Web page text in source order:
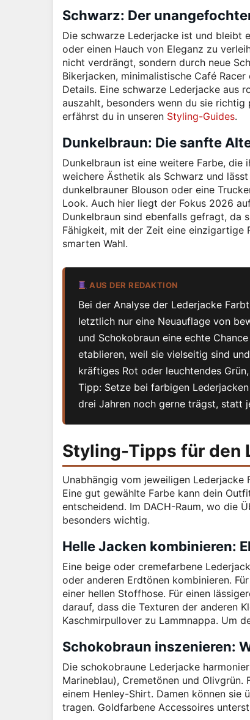
Schwarz: Der
Die schwarze Lederjacke ist und bleibt
oder einen Hauch von Eleganz zu
nicht verdrängt, sondern durch neue
Bikerjacken, minimalistische Café
Details. Eine schwarze Lederjacke aus
auszahlt, besonders wenn du sie
erfährst du in unseren Styling-Guides.
Dunkelbraun: Die sanfte
Dunkelbraun ist eine weitere Farbe,
weichere Ästhetik als Schwarz und
dunkelbrauner Blouson oder eine
Look. Auch hier liegt der Fokus 2026
Dunkelbraun sind ebenfalls gefragt, da
Fähigkeit, mit der Zeit eine einzigartige
smarten Wahl.
AUS DER REDAKTION
Bei der Analyse der Lederjacke
letztlich nur eine Neuauflage von
und Schokobraun eine echte
etablieren, weil sie vielseitig sind
kräftiges Rot oder leuchtendes
Tipp: Setze bei farbigen
drei Jahren noch gerne trägst, statt
Styling-Tipps für den
Unabhängig vom jeweiligen
Eine gut gewählte Farbe kann dein
entscheidend. Im DACH-Raum, wo die
besonders wichtig.
Helle Jacken kombinieren:
Eine beige oder cremefarbene
oder anderen Erdtönen kombinieren.
einer hellen Stoffhose. Für einen
darauf, dass die Texturen der anderen
Kaschmirpullover zu Lammnappa. Um
Schokobraun inszenieren:
Die schokobraune Lederjacke
Marineblau), Cremetönen und
einem Henley-Shirt. Damen können
tragen. Goldfarbene Accessoires